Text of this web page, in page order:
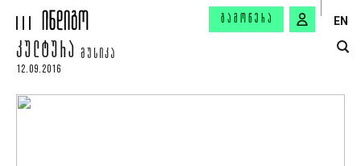
ᲒᲐᲛᲝᲬᲔᲠᲐ EN
ᲙᲣᲚᲢᲣᲠᲐ ᲛᲣᲡᲘᲙᲐ
12.09.2016